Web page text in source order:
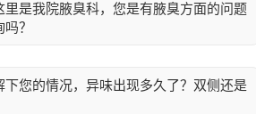
里是我院腋臭科，您是有腋臭方面的问题
？
下您的情况，异味出现多久了？双侧还是